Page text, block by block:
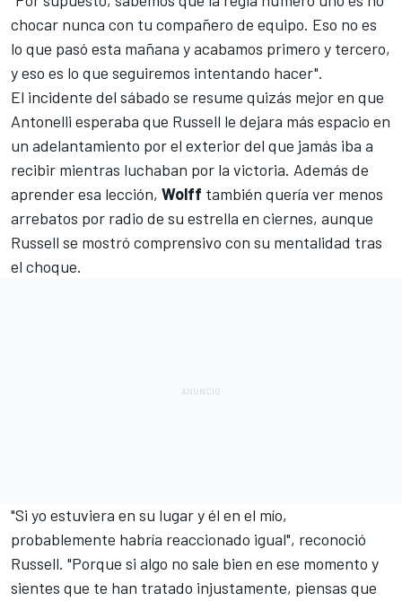
chocar nunca con tu compañero de equipo. Eso no es
lo que pasó esta mañana y acabamos primero y tercero,
y eso es lo que seguiremos intentando hacer".
El incidente del sábado se resume quizás mejor en que
Antonelli esperaba que Russell le dejara más espacio en
un adelantamiento por el exterior del que jamás iba a
recibir mientras luchaban por la victoria. Además de
aprender esa lección, Wolff también quería ver menos
arrebatos por radio de su estrella en ciernes, aunque
Russell se mostró comprensivo con su mentalidad tras
el choque.
"Si yo estuviera en su lugar y él en el mío,
probablemente habría reaccionado igual", reconoció
Russell. "Porque si algo no sale bien en ese momento y
sientes que te han tratado injustamente, piensas que